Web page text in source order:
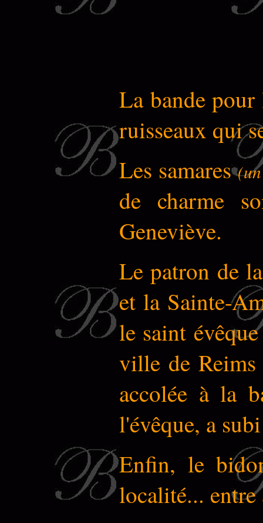
La bande pour
ruisseaux qui
Les samares
de charme
Geneviève.
Le patron de
et la Sainte-
le saint
ville de Reims
accolée à la
l'évêque, a
Enfin, le
localité... entre